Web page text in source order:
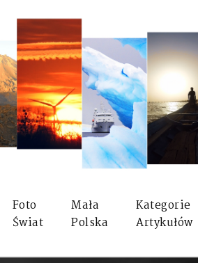
Foto
Świat
Mała
Polska
Kategorie
Artykułów